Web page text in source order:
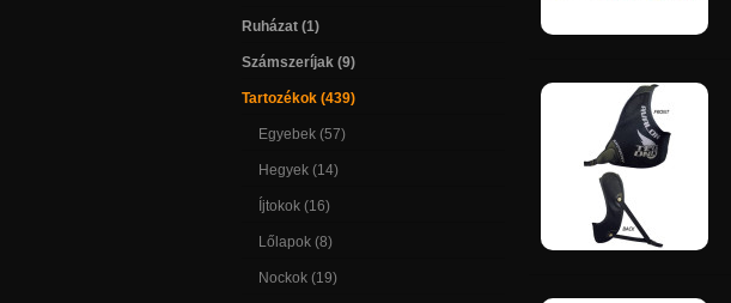
Ruházat (1)
Számszeríjak (9)
Tartozékok (439)
Egyebek (57)
Hegyek (14)
Íjtokok (16)
Lőlapok (8)
Nockok (19)